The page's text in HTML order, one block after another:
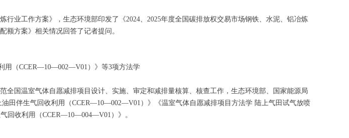
业工作方案》，生态环境部印发了《2024、2025年度全国碳排放权交易市场钢铁、水泥、铝冶炼
额方案》相关情况回答了记者提问。
用（CCER—10—002—V01）》等3项方法学
国温室气体自愿减排项目设计、实施、审定和减排量核算、核查工作，生态环境部、国家能源局
田伴生气回收利用（CCER—10—002—V01）》《温室气体自愿减排项目方法学 陆上气田试气放喷
回收利用（CCER—10—004—V01）》。